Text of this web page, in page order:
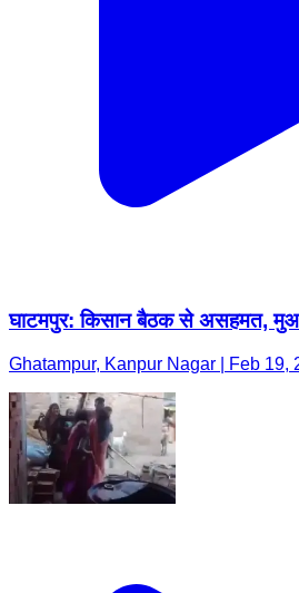
घाटमपुर: किसान बैठक से असहमत,
Ghatampur, Kanpur Nagar | Feb 19,